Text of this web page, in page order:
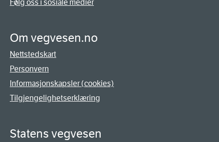
Følg oss i sosiale medier
Om vegvesen.no
Nettstedskart
Personvern
Informasjonskapsler (cookies)
Tilgjengelighetserklæring
Statens vegvesen